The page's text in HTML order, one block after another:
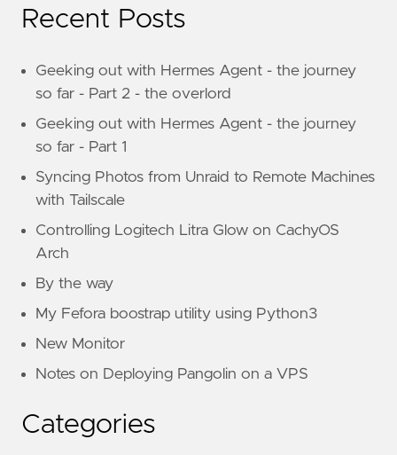
Recent Posts
Geeking out with Hermes Agent - the journey
so far - Part 2 - the overlord
Geeking out with Hermes Agent - the journey
so far - Part 1
Syncing Photos from Unraid to Remote Machines
with Tailscale
Controlling Logitech Litra Glow on CachyOS
Arch
By the way
My Fefora boostrap utility using Python3
New Monitor
Notes on Deploying Pangolin on a VPS
Categories